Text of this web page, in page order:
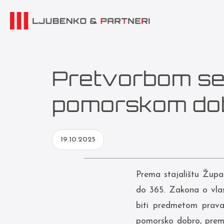
Pretvorbom
pomorskom
19.10.2025
Prema stajalištu
do 365. Zakona o
biti predmetom
pomorsko dobro,